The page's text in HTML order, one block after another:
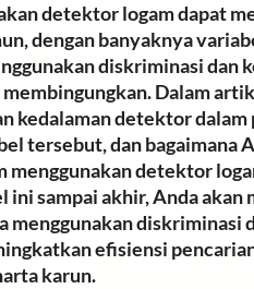
detektor logam dapat
dengan banyaknya
diskriminasi dan
Dalam
kedalaman detektor
tersebut, dan bagaimana
menggunakan detektor
ini sampai akhir, Anda akan
menggunakan diskriminasi
efisiensi
karun.